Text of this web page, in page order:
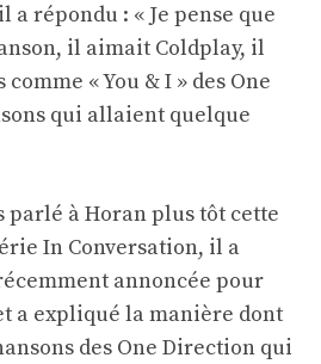
a répondu : « Je pense que
il aimait Coldplay, il
« You & I » des One
qui allaient quelque
parlé à Horan plus tôt cette
In Conversation, il a
annoncée pour
a expliqué la manière dont
des One Direction qui